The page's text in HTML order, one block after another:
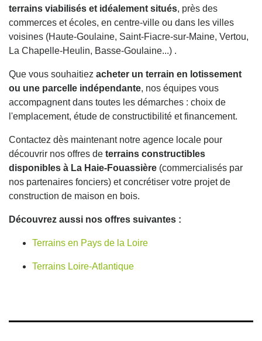
terrains viabilisés et idéalement situés, près des
commerces et écoles, en centre-ville ou dans les villes
voisines (Haute-Goulaine, Saint-Fiacre-sur-Maine, Vertou,
La Chapelle-Heulin, Basse-Goulaine...) .
Que vous souhaitiez acheter un terrain en lotissement
ou une parcelle indépendante, nos équipes vous
accompagnent dans toutes les démarches : choix de
l'emplacement, étude de constructibilité et financement.
Contactez dès maintenant notre agence locale pour
découvrir nos offres de terrains constructibles
disponibles à La Haie-Fouassière (commercialisés par
nos partenaires fonciers) et concrétiser votre projet de
construction de maison en bois.
Découvrez aussi nos offres suivantes :
Terrains en Pays de la Loire
Terrains Loire-Atlantique